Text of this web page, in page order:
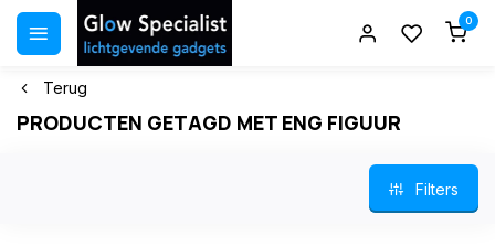
0
Terug
PRODUCTEN GETAGD MET ENG FIGUUR
Filters